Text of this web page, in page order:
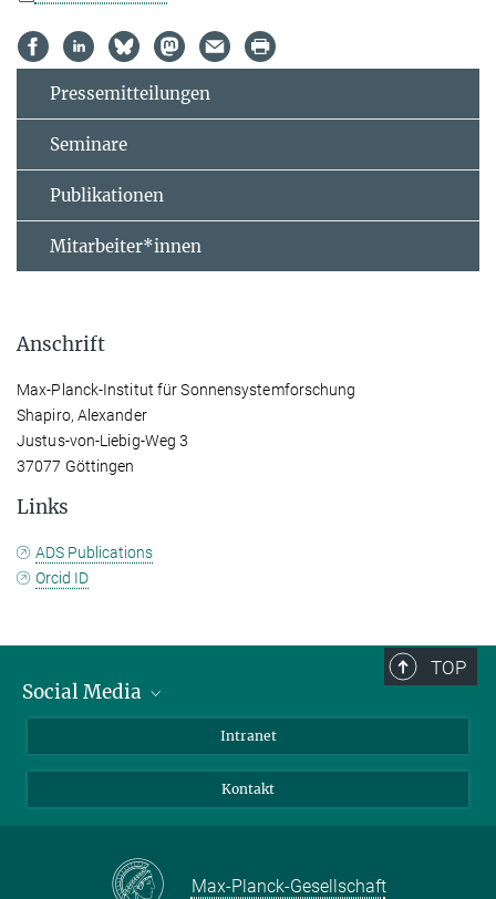
Pressemitteilungen
Seminare
Publikationen
Mitarbeiter*innen
Anschrift
Max-Planck-Institut für Sonnensystemforschung
Shapiro, Alexander
Justus-von-Liebig-Weg 3
37077 Göttingen
Links
ADS Publications
Orcid ID
TOP
Social Media
Facebook
Instagram
Mastodon
Intranet
Kontakt
Max-Planck-Gesellschaft